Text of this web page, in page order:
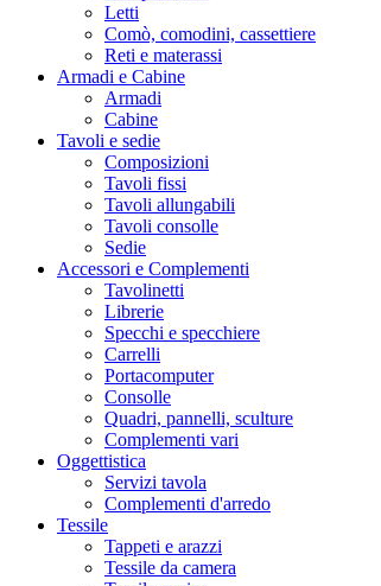
Letti
Comò, comodini, cassettiere
Reti e materassi
Armadi e Cabine
Armadi
Cabine
Tavoli e sedie
Composizioni
Tavoli fissi
Tavoli allungabili
Tavoli consolle
Sedie
Accessori e Complementi
Tavolinetti
Librerie
Specchi e specchiere
Carrelli
Portacomputer
Consolle
Quadri, pannelli, sculture
Complementi vari
Oggettistica
Servizi tavola
Complementi d'arredo
Tessile
Tappeti e arazzi
Tessile da camera